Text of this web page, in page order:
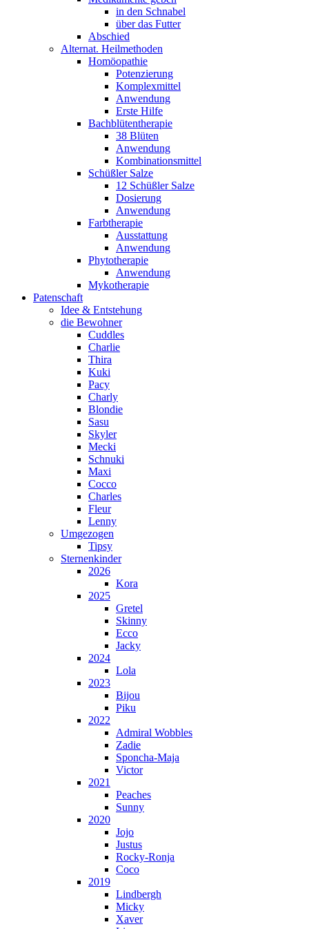
in den Schnabel
über das Futter
Abschied
Alternat. Heilmethoden
Homöopathie
Potenzierung
Komplexmittel
Anwendung
Erste Hilfe
Bachblütentherapie
38 Blüten
Anwendung
Kombinationsmittel
Schüßler Salze
12 Schüßler Salze
Dosierung
Anwendung
Farbtherapie
Ausstattung
Anwendung
Phytotherapie
Anwendung
Mykotherapie
Patenschaft
Idee & Entstehung
die Bewohner
Cuddles
Charlie
Thira
Kuki
Pacy
Charly
Blondie
Sasu
Skyler
Mecki
Schnuki
Maxi
Cocco
Charles
Fleur
Lenny
Umgezogen
Tipsy
Sternenkinder
2026
Kora
2025
Gretel
Skinny
Ecco
Jacky
2024
Lola
2023
Bijou
Piku
2022
Admiral Wobbles
Zadie
Sponcha-Maja
Victor
2021
Peaches
Sunny
2020
Jojo
Justus
Rocky-Ronja
Coco
2019
Lindbergh
Micky
Xaver